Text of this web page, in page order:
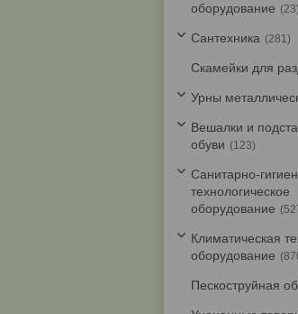
оборудование
23
Cантехника 281
Скамейки для
Урны
Вешалки и
обуви
123
Санитарно-
технологическое
оборудование
Климатическая
оборудование
Пескоструйная